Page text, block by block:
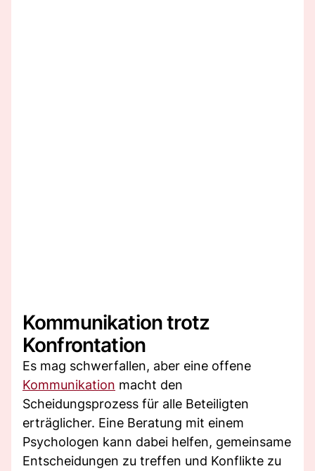
Kommunikation trotz
Konfrontation
Es mag schwerfallen, aber eine offene
Kommunikation macht den
Scheidungsprozess für alle Beteiligten
erträglicher. Eine Beratung mit einem
Psychologen kann dabei helfen, gemeinsame
Entscheidungen zu treffen und Konflikte zu